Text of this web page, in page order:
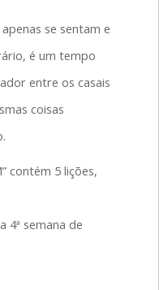
se sentam e
é um tempo
entre os casais
coisas
contém 5 lições,
4ª semana de